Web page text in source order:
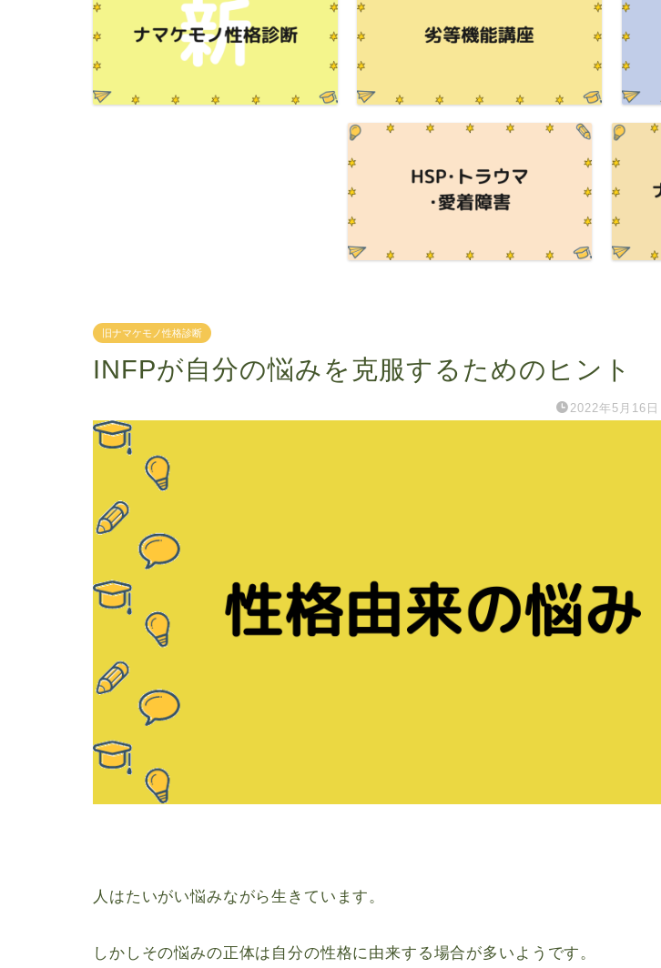
旧ナマケモノ性格診断
INFPが自分の悩みを克服するためのヒント
2022年5月16日
人はたいがい悩みながら生きています。
しかしその悩みの正体は自分の性格に由来する場合が多いようです。